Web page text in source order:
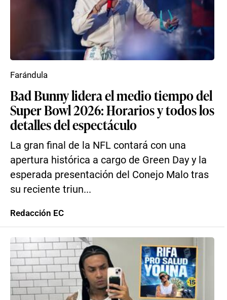
Bad Bunny lidera el medio tiempo del
Super Bowl 2026: Horarios y todos los
detalles del espectáculo
La gran final de la NFL contará con una
apertura histórica a cargo de Green Day y la
esperada presentación del Conejo Malo tras
su reciente triun...
Farándula
Redacción EC